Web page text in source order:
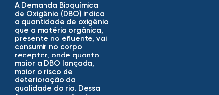
A Demanda Bioquímica
de Oxigênio (DBO) indica
a quantidade de oxigênio
que a matéria orgânica,
presente no efluente, vai
consumir no corpo
receptor, onde quanto
maior a DBO lançada,
maior o risco de
deterioração da
qualidade do rio. Dessa